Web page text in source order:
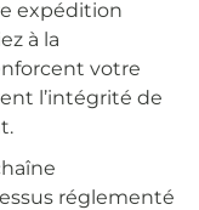
expédition
à la
votre
l’intégrité de
réglementé